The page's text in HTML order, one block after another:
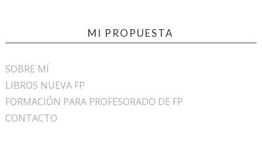
MI PROPUESTA
SOBRE MÍ
LIBROS NUEVA FP
FORMACIÓN PARA PROFESORADO DE FP
CONTACTO